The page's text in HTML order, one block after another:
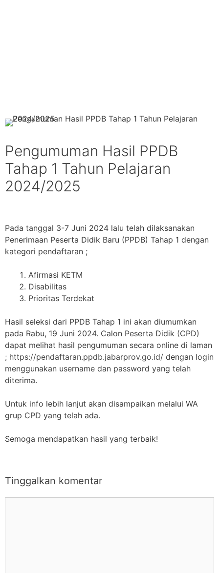
Pengumuman Hasil PPDB
Tahap 1 Tahun Pelajaran
2024/2025
Pada tanggal 3-7 Juni 2024 lalu telah dilaksanakan
Penerimaan Peserta Didik Baru (PPDB) Tahap 1 dengan
kategori pendaftaran ;
Afirmasi KETM
Disabilitas
Prioritas Terdekat
Hasil seleksi dari PPDB Tahap 1 ini akan diumumkan
pada Rabu, 19 Juni 2024. Calon Peserta Didik (CPD)
dapat melihat hasil pengumuman secara online di laman
; https://pendaftaran.ppdb.jabarprov.go.id/ dengan login
menggunakan username dan password yang telah
diterima.
Untuk info lebih lanjut akan disampaikan melalui WA
grup CPD yang telah ada.
Semoga mendapatkan hasil yang terbaik!
Tinggalkan komentar